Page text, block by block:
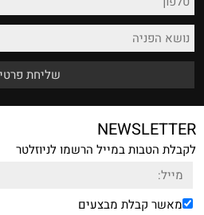
NEWSLETTER
לקבלת הטבות במייל הרשמו לניוזלטר
מאשר קבלת מבצעים